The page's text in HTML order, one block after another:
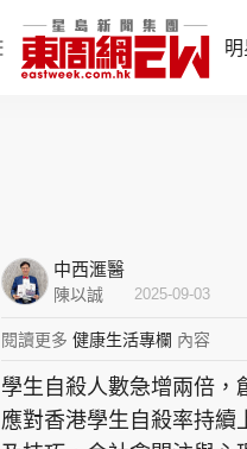
東姑熱話
東周食玩通
中西滙醫
陳以誠 2025-09-03
閱讀更多 健康生活專欄 內容
學生自殺人數急增兩倍，
應對香港學生自殺率持續